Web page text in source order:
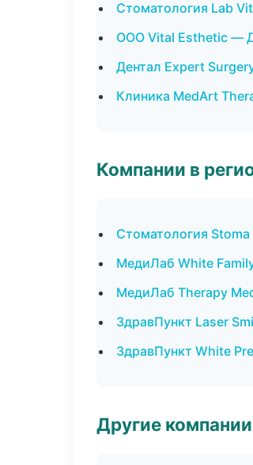
Стоматология Lab
ООО Vital Esthetic —
Дентал Expert
Клиника MedArt
Компании в
Стоматология
МедиЛаб White
МедиЛаб Therapy
ЗдравПункт Laser
ЗдравПункт White
Другие компании